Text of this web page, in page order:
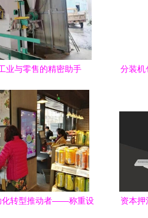
业与零售的精密助手
分装机
化转型推动者——称重设
资本